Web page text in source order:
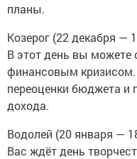
планы.
Козерог (22 декабря —
В этот день вы можете
финансовым
переоценки бюджета и
дохода.
Водолей (20 января —
Вас ждёт день